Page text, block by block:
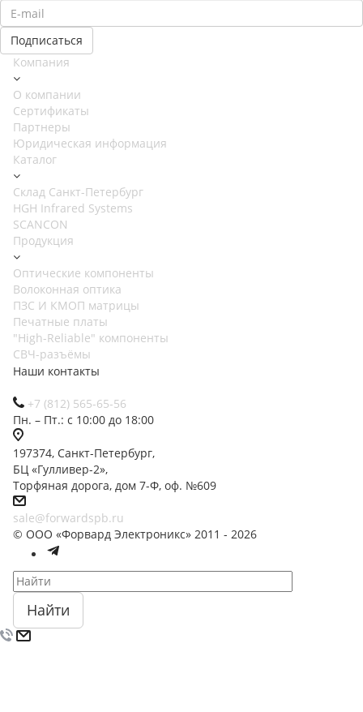
Компания
О компании
Сертификаты
Партнеры
Юридическая информация
Каталог
Cклад Санкт-Петербург
HGH Infrared Systems
SCANCON
Продукция
Оптические компоненты
Волоконная оптика
ПЗС И КМОП матрицы
Печатные платы
"High-Reliable" компоненты
СВЧ-разъёмы
Наши контакты
+7 (812) 565-65-56
Пн. – Пт.: с 10:00 до 18:00
197374, Санкт-Петербург,
БЦ «Гулливер-2»,
Торфяная дорога, дом 7-Ф, оф. №609
sale@forwardspb.ru
© ООО «Форвард Электроникс» 2011 - 2026
Найти